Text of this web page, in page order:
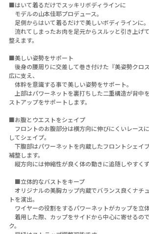
■はいて着るだけでスッキリボディラインに
モデルの山本佳耶プロデュース。
足側からはいて着るだけで美しいボディラインに。
流れてしまったお肉を足元からスルッと引き上げ
整えます。
■美しい姿勢をサポート
後身の腰周りに交差して巻き付けた『美姿勢クロ
広に支え、
体幹を意識する事で美しい姿勢をサポート。
上部はパワーネットを裏打ちした二重構造が背中
ストアップをサポートします。
■お腹とウエストをシェイプ
フロントのお腹部分は横方向に伸びにくいレース
してシェイプ。
下腹部はパワーネットを内蔵したフロントシェイ
補整します。
縦方向には伸縮性が良く体の動きに追随しやすくず
■立体的なバストをキープ
オリジナルの美胸カップ内蔵でバランス良くナチ
トを演出。
ワイヤーの役割をするパワーネットがカップを立体
着用した際、カップをサイドから中心に寄せるの
ク。